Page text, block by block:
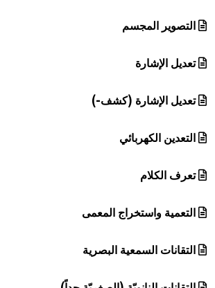
التصوير المجسم
تعديل الإشارة
تعديل الإشارة (كشف-)
التعدين الكهربائي
تعرف الكلام
التعمية واستخراج المعمى
التقانات السمعية البصرية